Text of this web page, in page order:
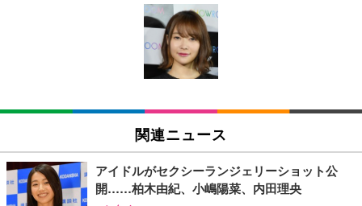
[EdoErgo] オフィスチェア 椅子 テレワーク 疲れな
い 跳ね上げ式アームレスト コンパクト 約105度ロッ
キング pc 事務椅子 360度回転 座面昇降 強化ナイロ
ン樹脂ベース 通気性メッシュ 在宅ワーク H-WY01
(黒網+黒枠+黒足)
SIHOO B100 オフィスチェア／デスクチェア メッシ
ュチェア 人間工学 疲れない ブラック
￥27,999
EIZO ビジネス向けプレミアムモニター | FlexScan
EV3240X-WT | 31.5型4K UHD・USB Type-C・ホワ
￥105,595
EIZO ビジネス向けプレミアムモニター | FlexScan
￥109,572
Amazonベーシック ペットシーツ 薄型 レギュラー 1
回使い捨て 無香料 ホワイト 300枚
Amazonベーシック ペットシーツ 厚型 ワイド 42枚
x2袋(84枚) ホワイト(吸収面:ライトブルー)
￥3,234
関連ニュース
アイドルがセクシーランジェリーショット公
開……柏木由紀、小嶋陽菜、内田理央